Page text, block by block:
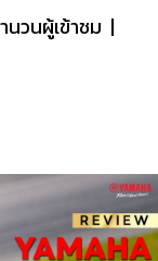
นวนผู้เข้าชม |